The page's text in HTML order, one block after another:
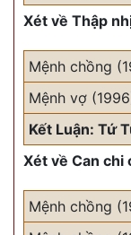
Xét về Thập
Mệnh chồng
Mệnh vợ
Kết Luận: Tứ
Xét về Can chi
Mệnh chồng